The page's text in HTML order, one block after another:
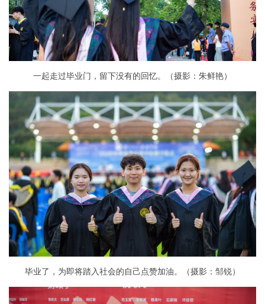
一起走过毕业门，留下没有的回忆。（摄影：朱鲜艳）
毕业了，为即将踏入社会的自己点赞加油。（摄影：邹锐）